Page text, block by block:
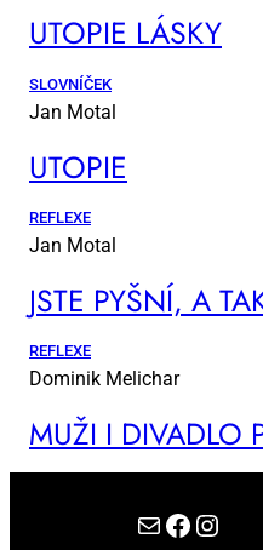
UTO­PIE LÁS­KY
SLOVNÍČEK
Jan Motal
UTO­PIE
REFLEXE
Jan Motal
JSTE PYŠ­NÍ, A
REFLEXE
Dominik Melichar
MUŽI I DI­VA­DLO
E-mail Facebook Instagram